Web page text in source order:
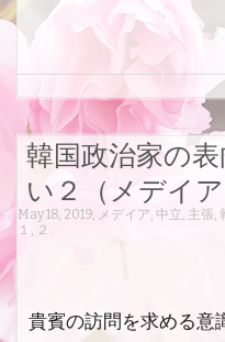
韓国政治家の
い２（メデイ
May 18, 2019, メデイア, 中立, 主張,
１ , ２
貴賓の訪問を求める意